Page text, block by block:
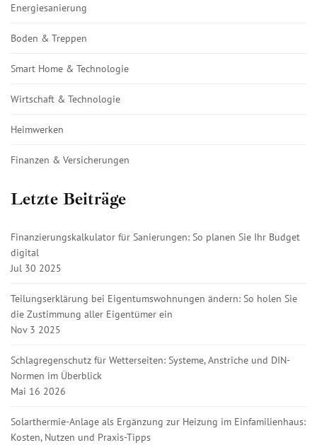
Energiesanierung
Boden & Treppen
Smart Home & Technologie
Wirtschaft & Technologie
Heimwerken
Finanzen & Versicherungen
Letzte Beiträge
Finanzierungskalkulator für Sanierungen: So planen Sie Ihr Budget
digital
Jul 30 2025
Teilungserklärung bei Eigentumswohnungen ändern: So holen Sie
die Zustimmung aller Eigentümer ein
Nov 3 2025
Schlagregenschutz für Wetterseiten: Systeme, Anstriche und DIN-
Normen im Überblick
Mai 16 2026
Solarthermie-Anlage als Ergänzung zur Heizung im Einfamilienhaus:
Kosten, Nutzen und Praxis-Tipps